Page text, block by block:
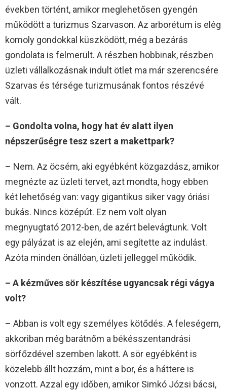
években történt, amikor meglehetősen gyengén
működött a turizmus Szarvason. Az arborétum is elég
komoly gondokkal küszködött, még a bezárás
gondolata is felmerült. A részben hobbinak, részben
üzleti vállalkozásnak indult ötlet ma már szerencsére
Szarvas és térsége turizmusának fontos részévé
vált.
– Gondolta volna, hogy hat év alatt ilyen
népszerűségre tesz szert a makettpark?
– Nem. Az öcsém, aki egyébként közgazdász, amikor
megnézte az üzleti tervet, azt mondta, hogy ebben
két lehetőség van: vagy gigantikus siker vagy óriási
bukás. Nincs középút. Ez nem volt olyan
megnyugtató 2012-ben, de azért belevágtunk. Volt
egy pályázat is az elején, ami segítette az indulást.
Azóta minden önállóan, üzleti jelleggel működik.
– A kézműves sör készítése ugyancsak régi vágya
volt?
– Abban is volt egy személyes kötődés. A feleségem,
akkoriban még barátnőm a békésszentandrási
sörfőzdével szemben lakott. A sör egyébként is
közelebb állt hozzám, mint a bor, és a háttere is
vonzott. Azzal egy időben, amikor Simkó Józsi bácsi,